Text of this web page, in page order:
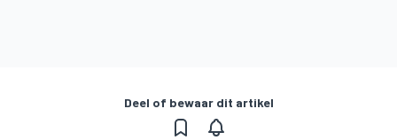
Deel of bewaar dit artikel